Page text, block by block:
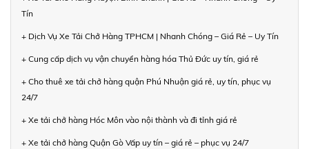
Tín
+ Dịch Vụ Xe Tải Chở Hàng TPHCM | Nhanh Chóng – Giá Rẻ – Uy Tín
+ Cung cấp dịch vụ vận chuyển hàng hóa Thủ Đức uy tín, giá rẻ
+ Cho thuê xe tải chở hàng quận Phú Nhuận giá rẻ, uy tín, phục vụ
24/7
+ Xe tải chở hàng Hóc Môn vào nội thành và đi tỉnh giá rẻ
+ Xe tải chở hàng Quận Gò Vấp uy tín – giá rẻ – phục vụ 24/7